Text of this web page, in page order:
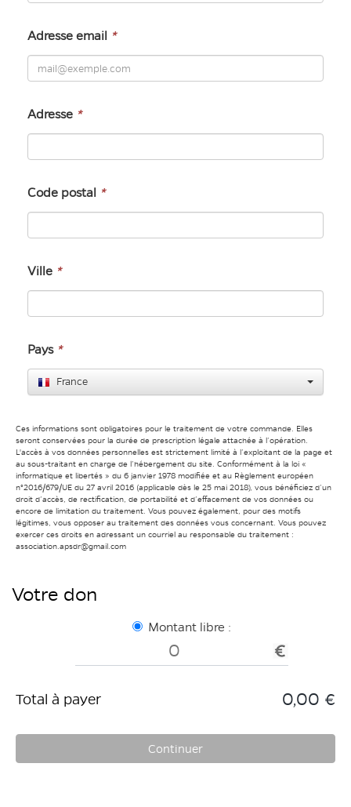
Adresse email *
Adresse *
Code postal *
Ville *
Pays *
France
Ces informations sont obligatoires pour le traitement de votre commande. Elles
seront conservées pour la durée de prescription légale attachée à l’opération.
L'accès à vos données personnelles est strictement limité à l’exploitant de la page et
au sous-traitant en charge de l’hébergement du site. Conformément à la loi «
informatique et libertés » du 6 janvier 1978 modifiée et au Règlement européen
n°2016/679/UE du 27 avril 2016 (applicable dès le 25 mai 2018), vous bénéficiez d’un
droit d’accès, de rectification, de portabilité et d’effacement de vos données ou
encore de limitation du traitement. Vous pouvez également, pour des motifs
légitimes, vous opposer au traitement des données vous concernant. Vous pouvez
exercer ces droits en adressant un courriel au responsable du traitement :
association.apsdr@gmail.com
Votre don
Montant libre :
Total à payer 0,00 €
Continuer